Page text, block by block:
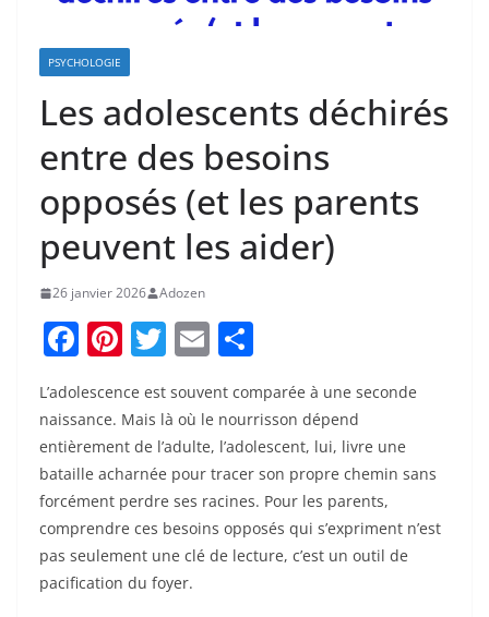
PSYCHOLOGIE
Les adolescents déchirés
entre des besoins
opposés (et les parents
peuvent les aider)
26 janvier 2026 Adozen
F
a
c
e
b
o
o
k
Pi
er
e
st
T
itt
er
E
ai
l
ta
g
er
L’adolescence est souvent comparée à une seconde
naissance. Mais là où le nourrisson dépend
entièrement de l’adulte, l’adolescent, lui, livre une
bataille acharnée pour tracer son propre chemin sans
forcément perdre ses racines. Pour les parents,
comprendre ces besoins opposés qui s’expriment n’est
pas seulement une clé de lecture, c’est un outil de
pacification du foyer.